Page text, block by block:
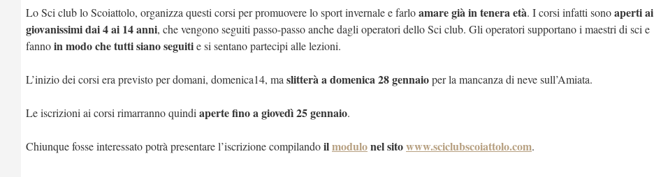
Lo Sci club lo Scoiattolo, organizza questi corsi per promuovere lo sport invernale e farloamare già in tenera età. I corsi infatti sonoaperti ai
giovanissimi dai 4 ai 14 anni, che vengono seguiti passo-passo anche dagli operatori dello Sci club. Gli operatori supportano i maestri di sci e
fannoin modo che tutti siano seguitie si sentano partecipi alle lezioni.
L’inizio dei corsi era previsto per domani, domenica14, ma slitterà a domenica 28 gennaioper la mancanza di neve sull’Amiata.
Le iscrizioni ai corsi rimarranno quindi aperte fino a giovedì 25 gennaio.
Chiunque fosse interessato potrà presentare l’iscrizione compilandoilmodulonel sitowww.sciclubscoiattolo.com.